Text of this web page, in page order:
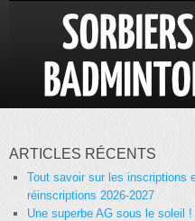
ARTICLES RÉCENTS
Tout savoir sur les inscriptions
réinscriptions 2026-2027
Une superbe AG sous le soleil !